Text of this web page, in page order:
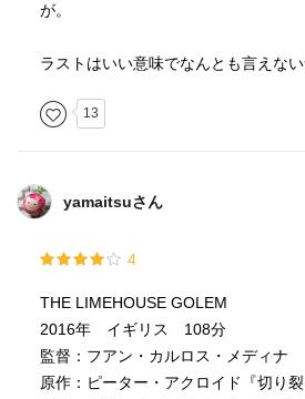
が。
ラストはいい意味でなんとも言えない
13
yamaitsuさん
4
THE LIMEHOUSE GOLEM
2016年 イギリス 108分
監督：フアン・カルロス・メディナ
原作：ピーター・アクロイド『切り裂